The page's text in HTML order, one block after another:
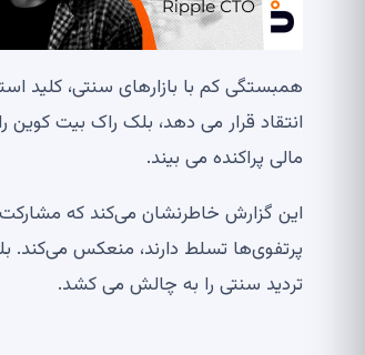
همبستگی کم با بازارهای سنتی، کلید
انتقاد قرار می دهد، بلک راک بیت
مالی پراکنده می بیند.
این گزارش خاطرنشان می‌کند که
پرتفوی‌ها تسلط دارند، منعکس می‌کند.
تردید سنتی را به چالش می کشد.